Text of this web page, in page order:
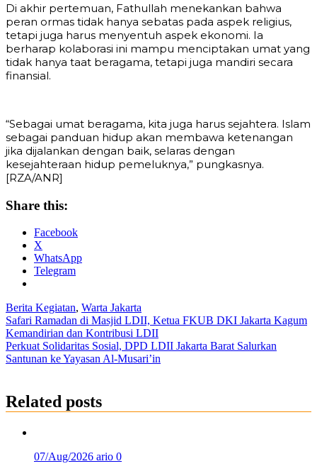
Di akhir pertemuan, Fathullah menekankan bahwa
peran ormas tidak hanya sebatas pada aspek religius,
tetapi juga harus menyentuh aspek ekonomi. Ia
berharap kolaborasi ini mampu menciptakan umat yang
tidak hanya taat beragama, tetapi juga mandiri secara
finansial.
“Sebagai umat beragama, kita juga harus sejahtera. Islam
sebagai panduan hidup akan membawa ketenangan
jika dijalankan dengan baik, selaras dengan
kesejahteraan hidup pemeluknya,” pungkasnya.
[RZA/ANR]
Share this:
Facebook
X
WhatsApp
Telegram
Berita Kegiatan, Warta Jakarta
Post
navigation
Safari Ramadan di Masjid LDII, Ketua FKUB DKI Jakarta Kagum
Kemandirian dan Kontribusi LDII
Perkuat Solidaritas Sosial, DPD LDII Jakarta Barat Salurkan
Santunan ke Yayasan Al-Musari’in
Related posts
07/Aug/2026 ario 0